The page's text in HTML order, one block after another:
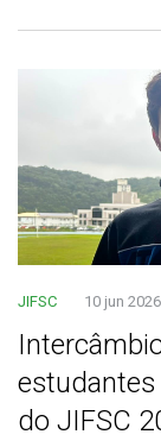
JIFSC 10 jun 2026
do JIFSC